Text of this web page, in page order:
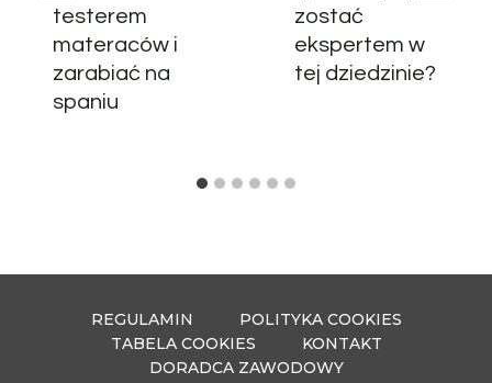
testerem
materaców i
zarabiać na
spaniu
zostać
ekspertem w
tej dziedzinie?
REGULAMIN
POLITYKA COOKIES
TABELA COOKIES
KONTAKT
DORADCA ZAWODOWY